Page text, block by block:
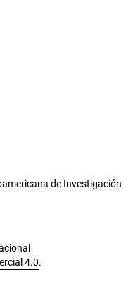
de Investigación
4.0.